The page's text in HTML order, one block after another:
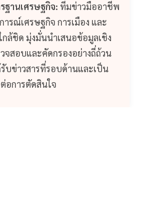
ฐานเศรษฐกิจ: ทีมข่าวมืออาชีพ
ารณ์เศรษฐกิจ การเมือง และ
กล้ชิด มุ่งมั่นนำเสนอข้อมูลเชิง
จสอบและคัดกรองอย่างถี่ถ้วน
บข่าวสารที่รอบด้านและเป็น
อการตัดสินใจ